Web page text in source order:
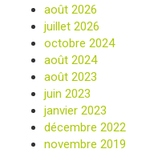
août 2026
juillet 2026
octobre 2024
août 2024
août 2023
juin 2023
janvier 2023
décembre 2022
novembre 2019